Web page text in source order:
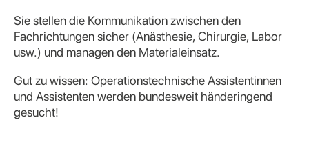
Sie stellen die Kommunikation zwischen den
Fachrichtungen sicher (Anästhesie, Chirurgie, Labor
usw.) und managen den Materialeinsatz.
Gut zu wissen: Operationstechnische Assistentinnen
und Assistenten werden bundesweit händeringend
gesucht!